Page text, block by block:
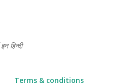
हिन्दी
Terms & conditions